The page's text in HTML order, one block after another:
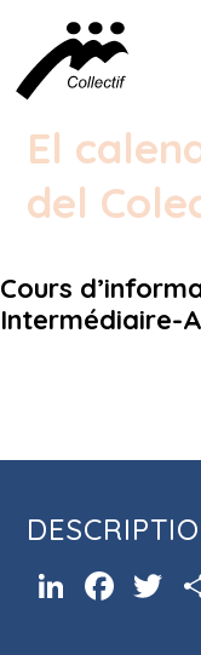
El
del
Cours
Intermédiaire-
LinkedInFacebook